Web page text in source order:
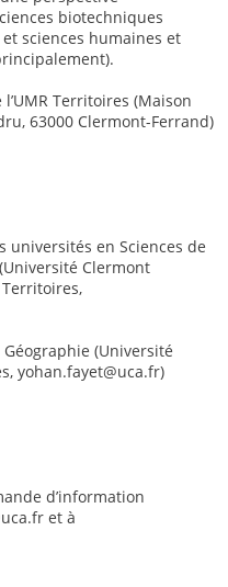
biotechniques
sciences humaines et
Territoires (Maison
63000 Clermont-Ferrand)
universités en Sciences de
Clermont
Territoires,
Géographie (Université
yohan.fayet@uca.fr)
d’information
et à